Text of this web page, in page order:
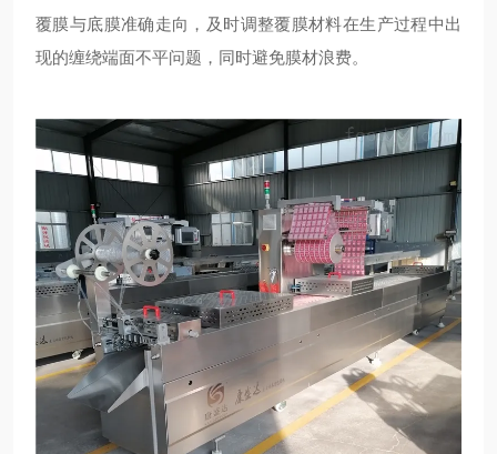
覆膜与底膜准确走向，及时调整覆膜材料在生产过程中出
现的缠绕端面不平问题，同时避免膜材浪费。